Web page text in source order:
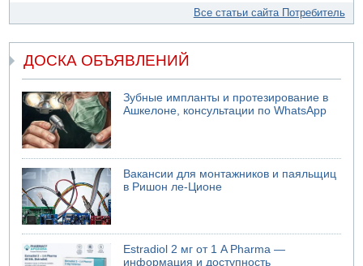
Все статьи сайта Потребитель
ДОСКА ОБЪЯВЛЕНИЙ
Зубные импланты и протезирование в
Ашкелоне, консультации по WhatsApp
Вакансии для монтажников и паяльщиц
в Ришон ле-Ционе
Estradiol 2 мг от 1 A Pharma —
информация и доступность